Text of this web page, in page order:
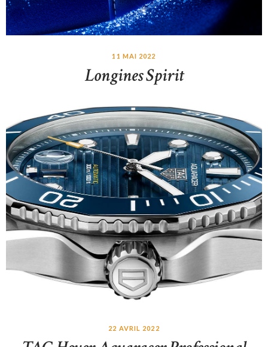
11 MAI 2022
Longines Spirit
22 AVRIL 2022